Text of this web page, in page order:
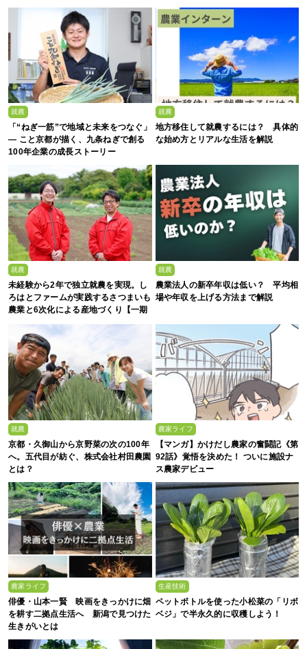
就農
「“ねぎ一筋”で地域と未来をつなぐ」
— こと京都が描く、九条ねぎで創る
100年企業の成長ストーリー
就農
地方移住して就農するには？ 具体的
な始め方とリアルな生活を解説
就農
未経験から2年で独立就農を実現。し
ろはとファームが実践するさつまいも
農業と6次化による産地づくり【一期
生募集】
就農
農業法人の新卒年収は低い？ 平均相
場や年収を上げる方法まで解説
就農
京都・久御山から京野菜の次の100年
へ。五代目が紡ぐ、株式会社村田農園
とは？
農家ライフ
【マンガ】かけだし農家の奮闘記《第
92話》覚悟を決めた！ ついに施設ナ
ス農家デビュー
農家ライフ
俳優・山本一賢 映画をきっかけに畑
を耕す二拠点生活へ 新潟で見つけた
生きがいとは
生産技術
ペットボトルを使った小松菜の「リボ
ベジ」で半永久的に収穫しよう！